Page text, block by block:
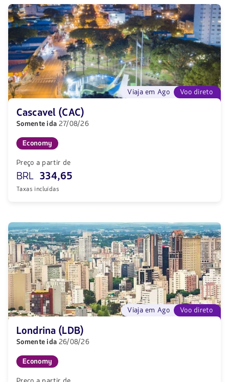
Voo direto
Viaja em Ago
Cascavel (CAC)
Somente ida 27/08/26
Economy
Preço a partir de
BRL 334,65
Taxas incluídas
Voo direto
Viaja em Ago
Londrina (LDB)
Somente ida 26/08/26
Economy